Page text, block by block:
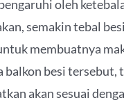
oleh
semakin tebal
membuatnya
balkon besi tersebut,
akan sesuai